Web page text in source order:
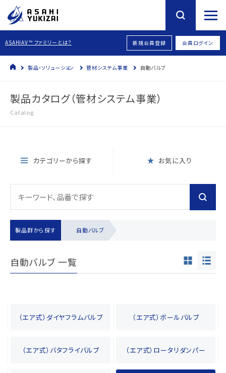
ASAHIAV™ ファミリーとは？ 新規会員登録 会員ログイン
製品・ソリューション 管材システム事業 自動バルブ
製品カタログ（管材システム事業）
Catalog
カテゴリーから探す お気に入り
製品群から探す 自動バルブ
自動バルブ 一覧
（エア式）ダイヤフラムバルブ （エア式）ボールバルブ
（エア式）バタフライバルブ （エア式）ロータリダンパー